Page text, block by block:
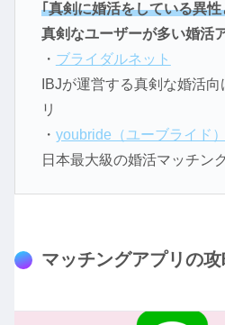
｢真剣に婚活をしている異
真剣なユーザーが多い婚活
・ ブライダルネット
IBJが運営する真剣な婚活
リ
・ youbride（ユーブライド）
日本最大級の婚活マッチン
マッチングアプリの攻